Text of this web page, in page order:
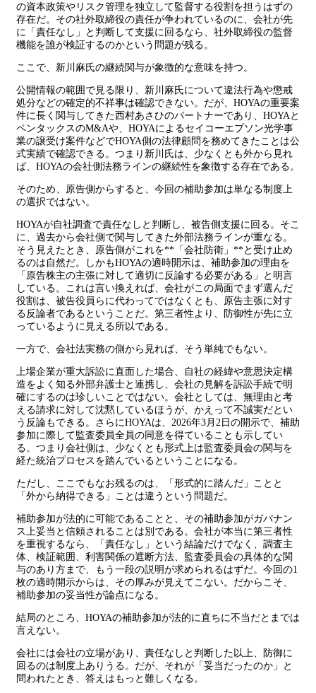
の資本政策やリスク管理を独立して監督する役割を担うはずの
存在だ。その社外取締役の責任が争われているのに、会社が先
に「責任なし」と判断して支援に回るなら、社外取締役の監督
機能を誰が検証するのかという問題が残る。
ここで、新川麻氏の継続関与が象徴的な意味を持つ。
公開情報の範囲で見る限り、新川麻氏について違法行為や懲戒
処分などの確定的不祥事は確認できない。だが、HOYAの重要案
件に長く関与してきた西村あさひのパートナーであり、HOYAと
ペンタックスのM&Aや、HOYAによるセイコーエプソン光学事
業の譲受け案件などでHOYA側の法律顧問を務めてきたことは公
式実績で確認できる。つまり新川氏は、少なくとも外から見れ
ば、HOYAの会社側法務ラインの継続性を象徴する存在である。
そのため、原告側からすると、今回の補助参加は単なる制度上
の選択ではない。
HOYAが自社調査で責任なしと判断し、被告側支援に回る。そこ
に、過去から会社側で関与してきた外部法務ラインが重なる。
そう見えたとき、原告側がこれを**「会社防衛」**と受け止め
るのは自然だ。しかもHOYAの適時開示は、補助参加の理由を
「原告株主の主張に対して適切に反論する必要がある」と明言
している。これは言い換えれば、会社がこの局面でまず選んだ
役割は、被告役員らに代わってではなくとも、原告主張に対す
る反論者であるということだ。第三者性より、防御性が先に立
っているように見える所以である。
一方で、会社法実務の側から見れば、そう単純でもない。
上場企業が重大訴訟に直面した場合、自社の経緯や意思決定構
造をよく知る外部弁護士と連携し、会社の見解を訴訟手続で明
確にするのは珍しいことではない。会社としては、無理由と考
える請求に対して沈黙しているほうが、かえって不誠実だとい
う反論もできる。さらにHOYAは、2026年3月2日の開示で、補助
参加に際して監査委員全員の同意を得ていることも示してい
る。つまり会社側は、少なくとも形式上は監査委員会の関与を
経た統治プロセスを踏んでいるということになる。
ただし、ここでもなお残るのは、「形式的に踏んだ」ことと
「外から納得できる」ことは違うという問題だ。
補助参加が法的に可能であることと、その補助参加がガバナン
ス上妥当と信頼されることは別である。会社が本当に第三者性
を重視するなら、「責任なし」という結論だけでなく、調査主
体、検証範囲、利害関係の遮断方法、監査委員会の具体的な関
与のあり方まで、もう一段の説明が求められるはずだ。今回の1
枚の適時開示からは、その厚みが見えてこない。だからこそ、
補助参加の妥当性が論点になる。
結局のところ、HOYAの補助参加が法的に直ちに不当だとまでは
言えない。
会社には会社の立場があり、責任なしと判断した以上、防御に
回るのは制度上ありうる。だが、それが「妥当だったのか」と
問われたとき、答えはもっと難しくなる。